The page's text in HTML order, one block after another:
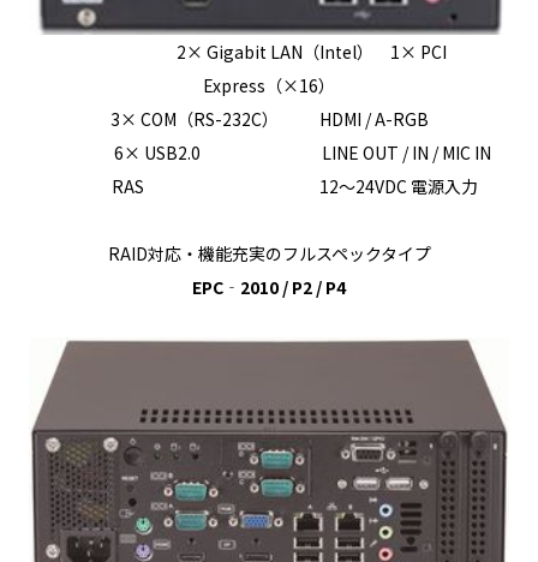
2× Gigabit LAN（Intel） 1× PCI
Express（×16）
3× COM（RS-232C） HDMI / A-RGB
6× USB2.0 LINE OUT / IN / MIC IN
RAS 12～24VDC 電源入力
RAID対応・機能充実のフルスペックタイプ
EPC‐2010 / P2 / P4